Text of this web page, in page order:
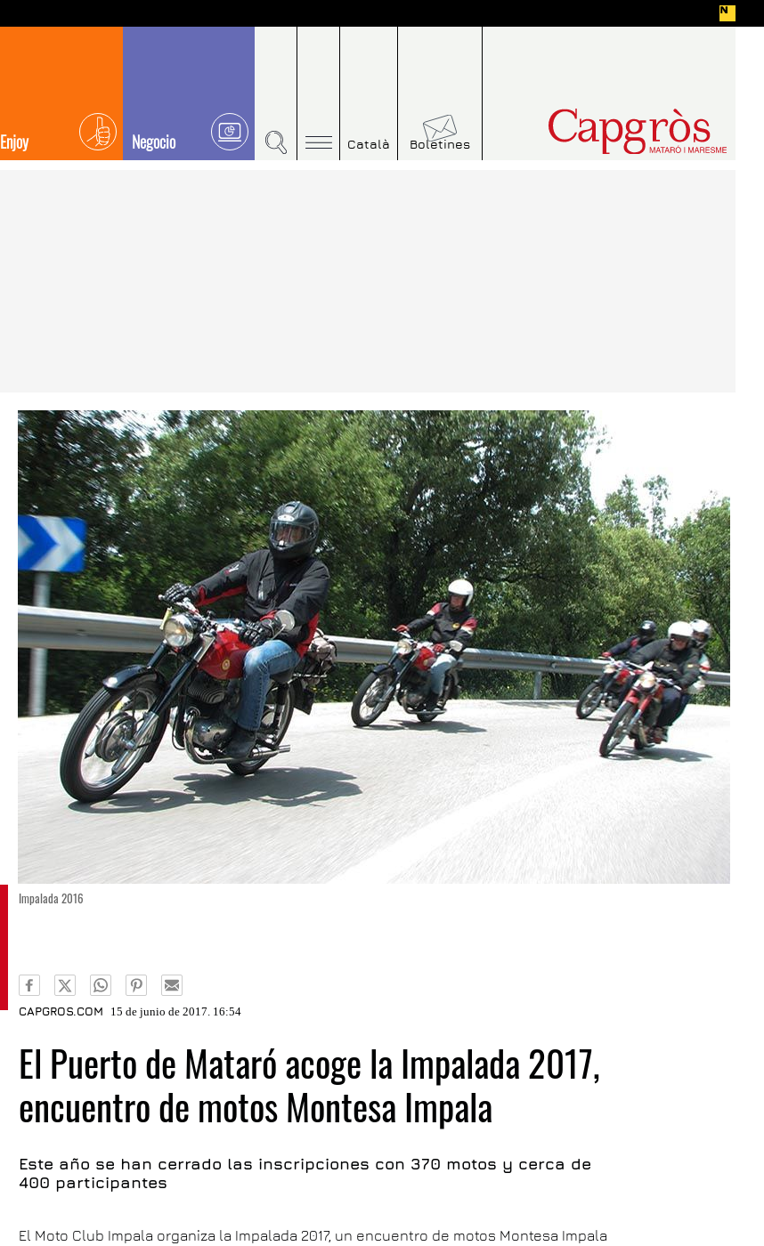
Enjoy Negocio Català Boletines
Impalada 2016
CAPGROS.COM 15 de junio de 2017. 16:54
El Puerto de Mataró acoge la Impalada 2017,
encuentro de motos Montesa Impala
Este año se han cerrado las inscripciones con 370 motos y cerca de
400 participantes
El Moto Club Impala organiza la Impalada 2017, un encuentro de motos Montesa Impala